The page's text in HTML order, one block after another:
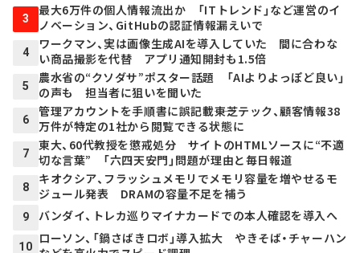
3
最大6万件の個人情報流出か 「ITトレンド」など運営のイ
ノベーション、GitHubの認証情報漏えいで
4
ワークマン、実は画像生成AIを導入していた 間に合わな
い商品撮影を代替 アプリ通知開封も1.5倍
5
農水省の“クソダサ”ポスター話題 「AIよりよっぽど良い」
の声も 担当者に狙いを聞いた
6
管理アカウントを手順書に誤記載――東芝テック、顧客情報38
万件が特定の1社から閲覧できる状態に
7
東大、60代教授を懲戒処分 サイトのHTMLソースに“不適
切な言葉” 「六四天安門」問題が理由と毎日報道
8
キオクシア、フラッシュメモリでメモリ容量を増やせるモ
ジュール発表 DRAMの容量不足を補う
9 バンダイ、トレカ巡りマイナカードでの本人確認を導入へ
10
ローソン、「鍋さばきロボ」導入拡大 やきそば・チャーハン